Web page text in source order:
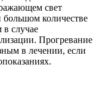
свет
большом количестве
в случае
Прогревание
в лечении, если